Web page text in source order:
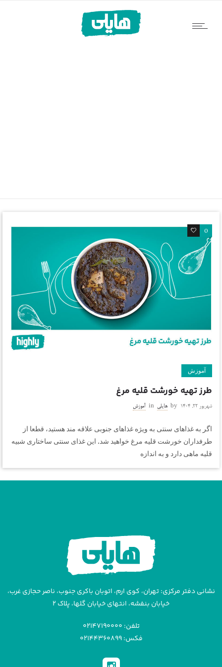
0
0
آموزش
طرز تهیه خورشت قلیه مرغ
شهریور ۲۲, ۱۴۰۴ by هایلی in آموزش
اگر به غذاهای سنتی به ویژه غذاهای جنوبی علاقه مند هستید، قطعا از
طرفداران خورشت قلیه مرغ خواهید شد. این غذای سنتی ساختاری شبیه
قلیه ماهی دارد و به اندازه
نشانی دفتر مرکزی: تهران، کوی ارم، اتوبان باکری جنوب، ناصر حجازی غرب،
خیابان بنفشه، انتهای خیابان گلها، پلاک ۲
تلفن: ۰۲۱۴۷۱۹۰۰۰۰
فکس: ۰۲۱۴۴۳۶۰۸۹۹